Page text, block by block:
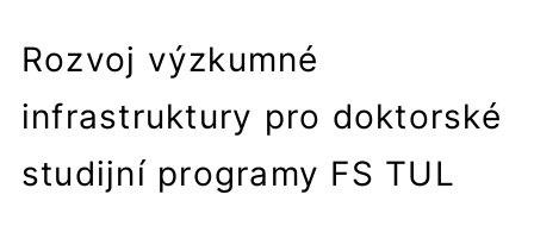
Rozvoj výzkumné
infrastruktury pro doktorské
studijní programy FS TUL